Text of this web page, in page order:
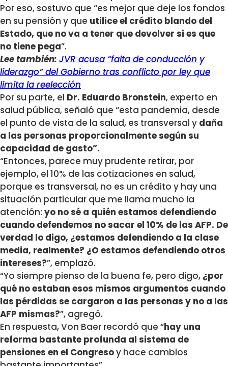
Por eso, sostuvo que “es mejor que deje los fondos
en su pensión y que utilice el crédito blando del
Estado, que no va a tener que devolver si es que
no tiene pega”.
Lee también: JVR acusa “falta de conducción y
liderazgo” del Gobierno tras conflicto por ley que
limita la reelección
Por su parte, el Dr. Eduardo Bronstein, experto en
salud pública, señaló que “esta pandemia, desde
el punto de vista de la salud, es transversal y daña
a las personas proporcionalmente según su
capacidad de gasto”.
“Entonces, parece muy prudente retirar, por
ejemplo, el 10% de las cotizaciones en salud,
porque es transversal, no es un crédito y hay una
situación particular que me llama mucho la
atención: yo no sé a quién estamos defendiendo
cuando defendemos no sacar el 10% de las AFP. De
verdad lo digo, ¿estamos defendiendo a la clase
media, realmente? ¿O estamos defendiendo otros
intereses?”, emplazó.
“Yo siempre pienso de la buena fe, pero digo, ¿por
qué no estaban esos mismos argumentos cuando
las pérdidas se cargaron a las personas y no a las
AFP mismas?”, agregó.
En respuesta, Von Baer recordó que “hay una
reforma bastante profunda al sistema de
pensiones en el Congresoy hace cambios